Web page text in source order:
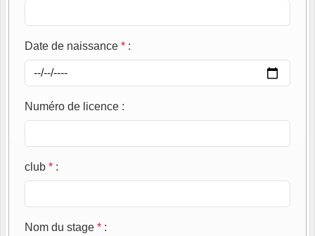
Date de naissance * :
Numéro de licence :
club * :
Nom du stage * :